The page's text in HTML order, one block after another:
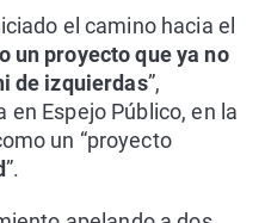
el camino hacia el
un proyecto que ya no
de izquierdas”,
Espejo Público, en la
un “proyecto
”.